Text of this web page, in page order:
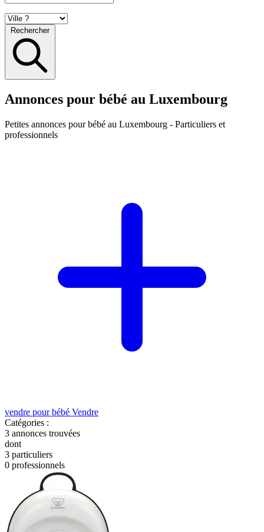
Rechercher
Annonces pour bébé au Luxembourg
Petites annonces pour bébé au Luxembourg - Particuliers et
professionnels
vendre pour bébé Vendre
Catégories :
3 annonces trouvées
dont
3 particuliers
0 professionnels